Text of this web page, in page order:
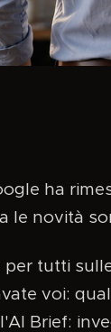
ha
le novità
per tutti
voi:
Brief: